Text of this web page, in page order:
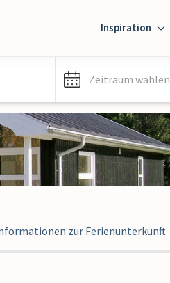
Inspiration
Zeitraum wählen
zur Ferienunterkunft